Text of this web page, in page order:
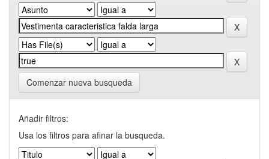
Comenzar nueva busqueda
Añadir filtros:
Usa los filtros para afinar la busqueda.